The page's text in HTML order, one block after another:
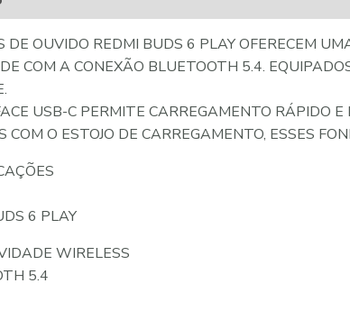
DE OUVIDO REDMI BUDS 6 PLAY OFERECEM
COM A CONEXÃO BLUETOOTH 5.4.
USB-C PERMITE CARREGAMENTO RÁPIDO
COM O ESTOJO DE CARREGAMENTO, ESSES
6 PLAY
WIRELESS
5.4